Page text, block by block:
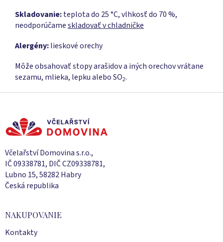
Skladovanie:teplota do 25 °C, vlhkosť do 70 %,
neodporúčameskladovať v chladničke
Alergény:lieskové orechy
Môže obsahovať stopy arašidov a iných orechov vrátane
sezamu, mlieka, lepku alebo SO2.
Z
Včelařství Domovina s.r.o.,
IČ 09338781, DIČ CZ09338781,
Lubno 15, 58282 Habry
Česká republika
NAKUPOVANIE
Kontakty